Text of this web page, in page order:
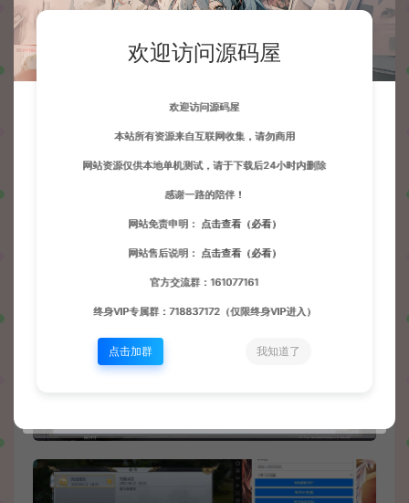
欢迎访问源码屋
欢迎访问源码屋
本站所有资源来自互联网收集，请勿商用
网站资源仅供本地单机测试，请于下载后24小时内删除
感谢一路的陪伴！
网站免责申明： 点击查看（必看）
网站售后说明： 点击查看（必看）
官方交流群：161077161
终身VIP专属群：718837172（仅限终身VIP进入）
点击加群 我知道了